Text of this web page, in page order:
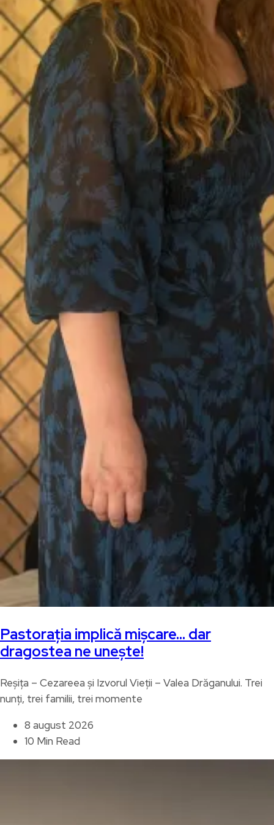
Pastorația implică mișcare… dar
dragostea ne unește!
Reșița – Cezareea și Izvorul Vieții – Valea Drăganului. Trei
nunți, trei familii, trei momente
8 august 2026
10 Min Read